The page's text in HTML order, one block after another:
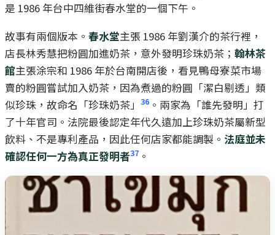
是 1986 年台中四維街春水堂的一個下午。
故事有兩個版本。 春水堂主張 1986 年劉漢介的茶行裡，
店長林秀慧把粉圓加進奶茶，意外發明珍珠奶茶； 翰林茶
館主張涂宗和 1986 年於台南開店後，看見鴨母寮菜市場
賣的粉圓嘗試加入奶茶，因為煮過的粉圓「潔白剔透」類
似珍珠，故命名「珍珠奶茶」 36 。兩家為「誰先發明」打
了十年官司。法院最後認定年代久遠加上珍珠奶茶屬新型
飲料、不是專利產品，因此任何店家都能調製。 法庭並未
確認任何一方為真正發明者37 。